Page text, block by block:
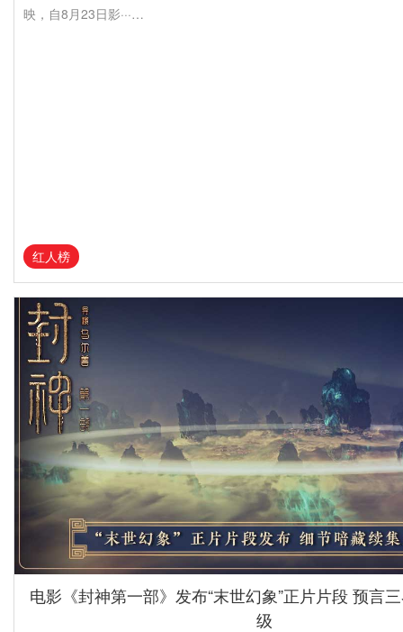
映，自8月23日影···…
红人榜
电影《封神第一部》发布“末世幻象”正片片段 预言
级